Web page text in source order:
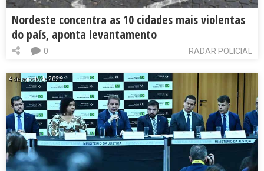
Nordeste concentra as 10 cidades mais violentas
do país, aponta levantamento
RADAR POLICIAL
0
4 de agosto de 2026